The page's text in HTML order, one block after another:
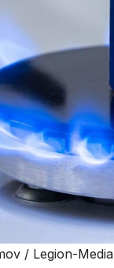
/ Legion-Media